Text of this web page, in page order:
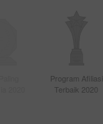
Program Afiliasi
Terbaik 2020